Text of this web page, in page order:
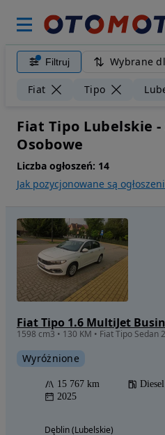
Filtruj Wybrane
Fiat Tipo
Fiat Tipo Lubelskie -
Osobowe
Liczba ogłoszeń: 14
Jak pozycjonowane są
Fiat Tipo 1.6 MultiJet
1598 cm3 • 130 KM • Fiat Tipo Sedan
Wyróżnione
15 767 km Diesel
2025
Dęblin (Lubelskie)